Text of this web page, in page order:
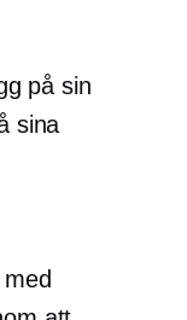
på sin
sina